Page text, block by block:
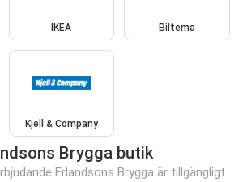
IKEA Biltema
Kjell & Company
Brygga butik
Erlandsons Brygga är tillgängligt